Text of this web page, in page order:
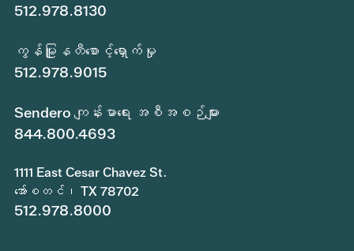
512.978.8130
ကွန်မြူနတီစောင့်ရှောက်မှု
512.978.9015
Sendero ကျန်းမာရေး အစီအစဉ်များ
844.800.4693
1111 East Cesar Chavez St.
အော်စတင်၊ TX 78702
512.978.8000